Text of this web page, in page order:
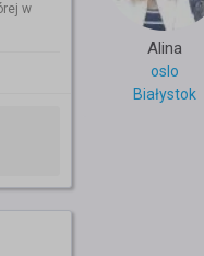
w
Alina
oslo
Białystok